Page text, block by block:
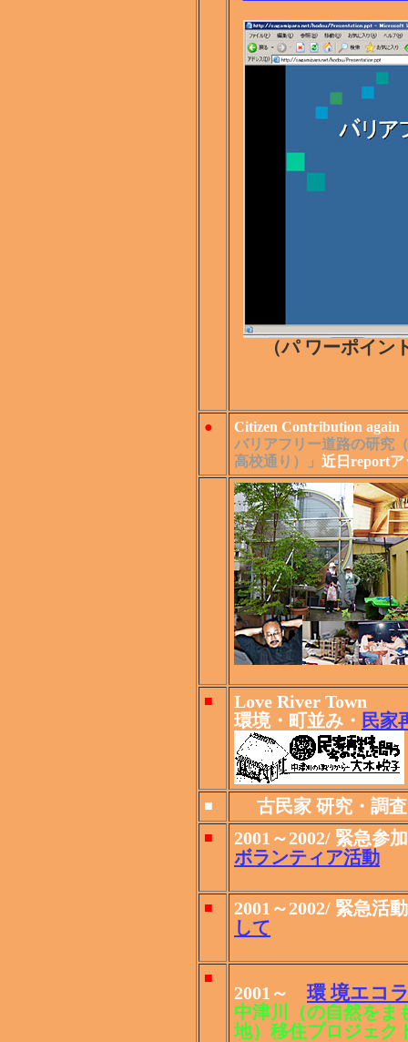
（パ ワーポイ
●
Citizen Contribution again
バリアフリー道路の研究
高校通り）」 近日reportア
■
Love River Town
環境・町並み・ 民家
■ 古民家 研究・調
■
2001～2002/ 緊急参加
ボランティア活動
■
2001～2002/ 緊急活動
して
■
2001～ 環 境エコ
中津川（の自然をま
地）移住プロジェク